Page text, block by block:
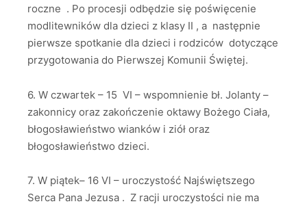
roczne . Po procesji odbędzie się poświęcenie
modlitewników dla dzieci z klasy II , a następnie
pierwsze spotkanie dla dzieci i rodziców dotyczące
przygotowania do Pierwszej Komunii Świętej.
6. W czwartek – 15 VI – wspomnienie bł. Jolanty –
zakonnicy oraz zakończenie oktawy Bożego Ciała,
błogosławieństwo wianków i ziół oraz
błogosławieństwo dzieci.
7. W piątek– 16 VI – uroczystość Najświętszego
Serca Pana Jezusa . Z racji uroczystości nie ma